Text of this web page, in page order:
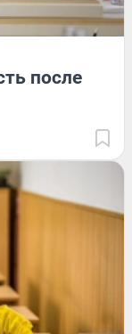
после